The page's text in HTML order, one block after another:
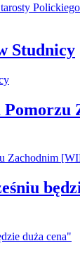
Studnicy